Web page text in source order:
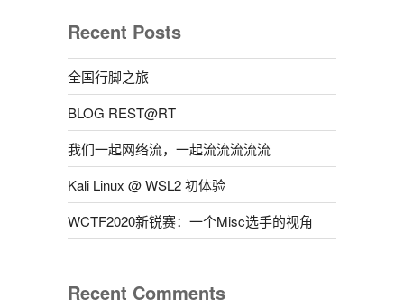
Recent Posts
全国行脚之旅
BLOG REST@RT
我们一起网络流，一起流流流流流
Kali Linux @ WSL2 初体验
WCTF2020新锐赛：一个Misc选手的视角
Recent Comments